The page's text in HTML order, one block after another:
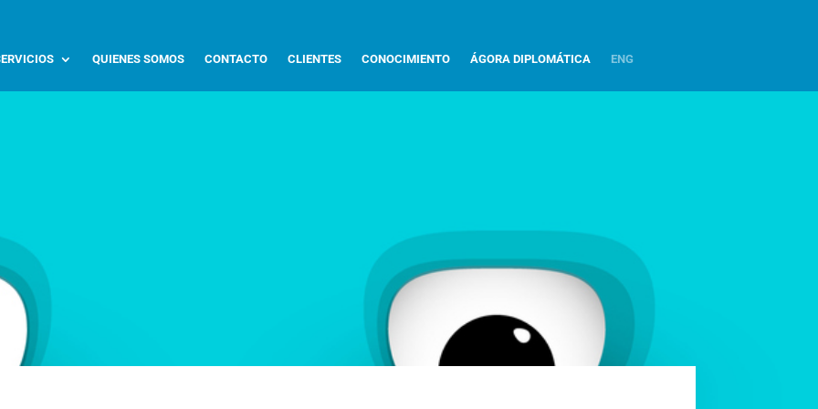
QUIENES SOMOS CONTACTO CLIENTES CONOCIMIENTO ÁGORA DIPLOMÁTICA ENG